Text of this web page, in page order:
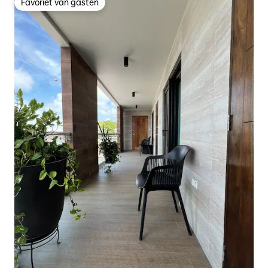
Favoriet van gasten
Favoriet van gasten